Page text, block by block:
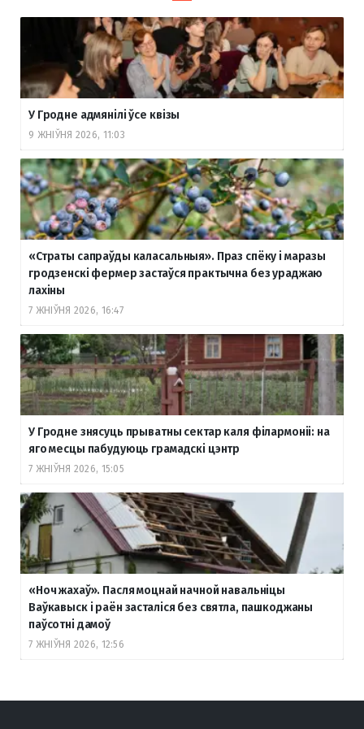
У Гродне адмянілі ўсе квізы
9 ЖНІЎНЯ 2026, 11:03
«Страты сапраўды каласальныя». Праз спёку і маразы
гродзенскі фермер застаўся практычна без ураджаю
лахіны
7 ЖНІЎНЯ 2026, 16:47
У Гродне знясуць прыватны сектар каля філармоніі: на
яго месцы пабудуюць грамадскі цэнтр
7 ЖНІЎНЯ 2026, 15:05
«Ноч жахаў». Пасля моцнай начной навальніцы
Ваўкавыск і раён засталіся без святла, пашкоджаны
паўсотні дамоў
7 ЖНІЎНЯ 2026, 12:56